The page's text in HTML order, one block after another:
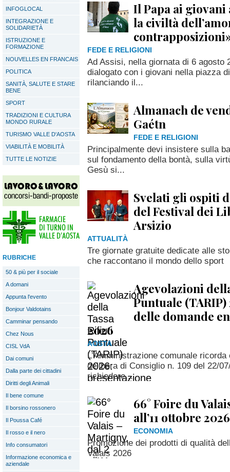
INFOGLOCAL
INTEGRAZIONE E
SOLIDARIETÀ
ISTRUZIONE E
FORMAZIONE
NOUVELLES EN FRANCAIS
POLITICA
SANITÀ, SALUTE E STARE
BENE
SPORT
TRADIZIONI E CULTURA
MONDO RURALE
TURISMO VALLE D'AOSTA
VIABILITÀ E MOBILITÀ
TUTTE LE NOTIZIE
RUBRICHE
50 & più per il sociale
A domani
Appunta l'evento
Bonjour Valdotains
Camminar pensando
Chez Nous
CISL VdA
Dai comuni
Dalla parte dei cittadini
Diritti degli Animali
Il bene comune
Il borsino rossonero
Il Poussa Café
Il rosso e il nero
Info consumatori
Informazione economica e
aziendale
Il Papa ai giovani
la civiltà
FEDE E RELIGIONI
Ad Assisi, nella giornata di 6 agosto
dialogato con i giovani nella piazza
rilanciando il...
Almanach de
Gaétn
FEDE E RELIGIONI
Principalmente devi insistere sulla
sul fondamento della bontà, sulla
Gesù si...
Svelati gli ospiti
del Festival dei
Arsizio
ATTUALITÀ
Tre giornate gratuite dedicate alle
che raccontano il mondo dello sport
Agevolazioni
Puntuale
delle domande
2026
AOSTA
L’Amministrazione comunale
delibera di Consiglio n. 109 del 22/
richiedere...
66° Foire du
all’11 ottobre 2026
ECONOMIA
Promozione dei prodotti di qualità
Valais 2026